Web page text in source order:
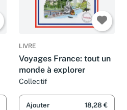
LIVRE
Voyages France: tout un
monde à explorer
Collectif
Ajouter 18,28 €